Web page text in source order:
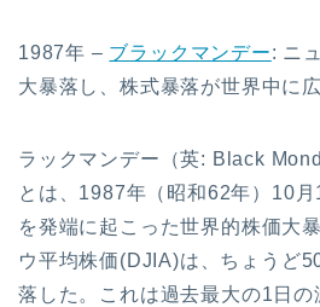
1987年 – ブラックマンデー: ニ
大暴落し、株式暴落が世界中に
ラックマンデー（英: Black
とは、1987年（昭和62年）10
を発端に起こった世界的株価大
ウ平均株価(DJIA)は、ちょうど
落した。これは過去最大の1日